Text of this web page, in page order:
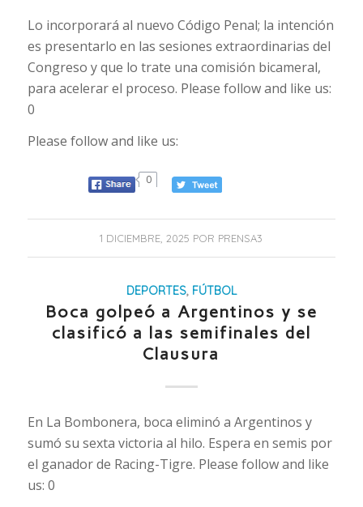
Lo incorporará al nuevo Código Penal; la intención
es presentarlo en las sesiones extraordinarias del
Congreso y que lo trate una comisión bicameral,
para acelerar el proceso. Please follow and like us:
0
Please follow and like us:
0
1 DICIEMBRE, 2025 POR PRENSA3
DEPORTES, FÚTBOL
Boca golpeó a Argentinos y se
clasificó a las semifinales del
Clausura
En La Bombonera, boca eliminó a Argentinos y
sumó su sexta victoria al hilo. Espera en semis por
el ganador de Racing-Tigre. Please follow and like
us: 0